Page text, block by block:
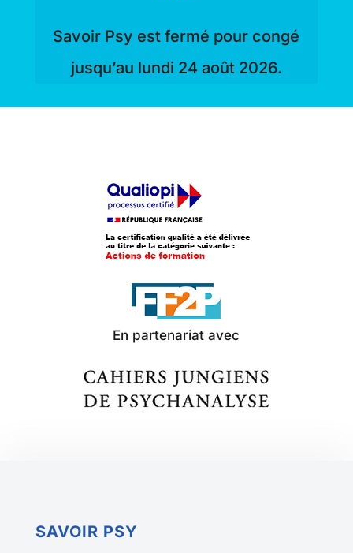
Savoir Psy est fermé pour congé
jusqu’au lundi 24 août 2026.
En partenariat avec
SAVOIR PSY